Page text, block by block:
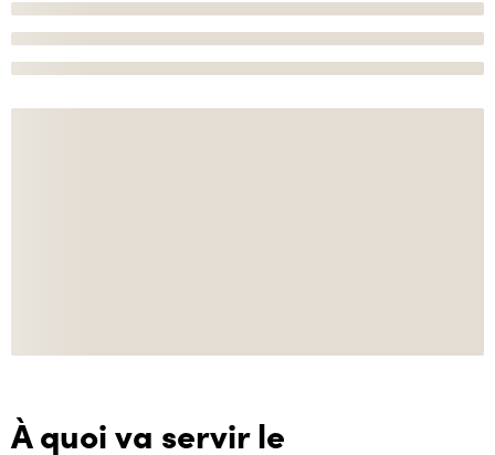
À quoi va servir le